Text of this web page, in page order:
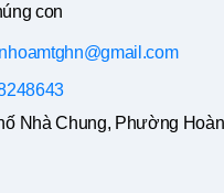
con
Nhà Chung, Phường